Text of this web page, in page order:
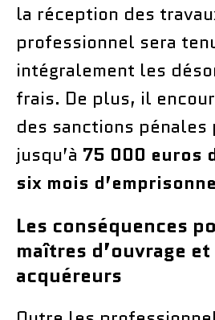
la réception des
professionnel sera
intégralement les
frais. De plus, il
des sanctions
jusqu’à 75 000 euros
six mois
Les conséquences
maîtres d’ouvrage
acquéreurs